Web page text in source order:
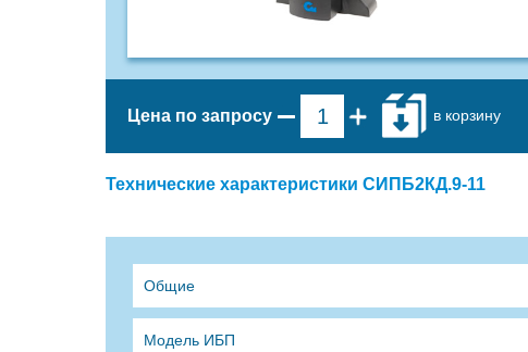
Цена по запросу в корзину
Технические характеристики СИПБ2КД.9-11
Общие
Модель ИБП